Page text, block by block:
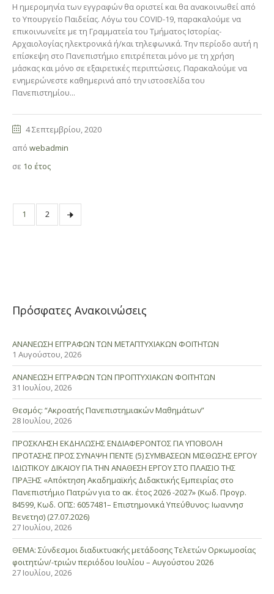
H ημερομηνία των εγγραφών θα οριστεί και θα ανακοινωθεί από
το Υπουργείο Παιδείας. Λόγω του COVID-19, παρακαλούμε να
επικοινωνείτε με τη Γραμματεία του Τμήματος Ιστορίας-
Αρχαιολογίας ηλεκτρονικά ή/και τηλεφωνικά. Την περίοδο αυτή η
επίσκεψη στο Πανεπιστήμιο επιτρέπεται μόνο με τη χρήση
μάσκας και μόνο σε εξαιρετικές περιπτώσεις. Παρακαλούμε να
ενημερώνεστε καθημερινά από την ιστοσελίδα του
Πανεπιστημίου...
4 Σεπτεμβρίου, 2020
από webadmin
σε 1ο έτος
1 2
Πρόσφατες Ανακοινώσεις
ΑΝΑΝΕΩΣΗ ΕΓΓΡΑΦΩΝ ΤΩΝ ΜΕΤΑΠΤΥΧΙΑΚΩΝ ΦΟΙΤΗΤΩΝ
1 Αυγούστου, 2026
ΑΝΑΝΕΩΣΗ ΕΓΓΡΑΦΩΝ ΤΩΝ ΠΡΟΠΤΥΧΙΑΚΩΝ ΦΟΙΤΗΤΩΝ
31 Ιουλίου, 2026
Θεσμός: “Ακροατής Πανεπιστημιακών Μαθημάτων”
28 Ιουλίου, 2026
ΠΡΟΣΚΛΗΣΗ ΕΚΔΗΛΩΣΗΣ ΕΝΔΙΑΦΕΡΟΝΤΟΣ ΓΙΑ ΥΠΟΒΟΛΗ
ΠΡΟΤΑΣΗΣ ΠΡΟΣ ΣΥΝΑΨΗ ΠΕΝΤΕ (5) ΣΥΜΒΑΣΕΩΝ ΜΙΣΘΩΣΗΣ ΕΡΓΟΥ
ΙΔΙΩΤΙΚΟΥ ΔΙΚΑΙΟΥ ΓΙΑ ΤΗΝ ΑΝΑΘΕΣΗ ΕΡΓΟΥ ΣΤΟ ΠΛΑΙΣΙΟ ΤΗΣ
ΠΡΑΞΗΣ «Απόκτηση Ακαδημαϊκής Διδακτικής Εμπειρίας στο
Πανεπιστήμιο Πατρών για το ακ. έτος 2026 -2027» (Κωδ. Προγρ.
84599, Κωδ. ΟΠΣ: 6057481– Επιστημονικά Υπεύθυνος: Ιωαννησ
Βενετησ) (27.07.2026)
27 Ιουλίου, 2026
ΘΕΜΑ: Σύνδεσμοι διαδικτυακής μετάδοσης Τελετών Ορκωμοσίας
φοιτητών/-τριών περιόδου Ιουλίου – Αυγούστου 2026
27 Ιουλίου, 2026